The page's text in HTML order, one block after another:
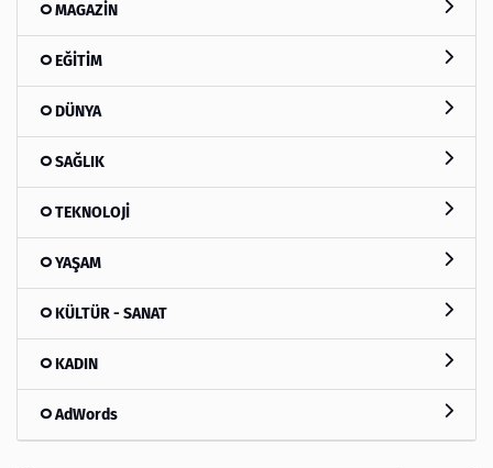
MAGAZİN
EĞİTİM
DÜNYA
SAĞLIK
TEKNOLOJİ
YAŞAM
KÜLTÜR - SANAT
KADIN
AdWords